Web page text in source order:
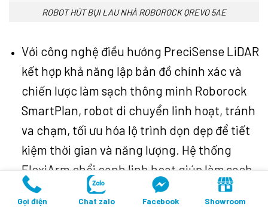
ROBOT HÚT BỤI LAU NHÀ ROBOROCK QREVO 5AE
Với công nghệ điều hướng PreciSense LiDAR
kết hợp khả năng lập bản đồ chính xác và
chiến lược làm sạch thông minh Roborock
SmartPlan, robot di chuyển linh hoạt, tránh
va chạm, tối ưu hóa lộ trình dọn dẹp để tiết
kiệm thời gian và năng lượng. Hệ thống
FlexiArm chổi cạnh linh hoạt giúp làm sạch
sát mép tường và các góc khuất – điểm
thường bị bỏ sót ở nhiều dòng robot khác.
Gọi điện Chat zalo Facebook Showroom